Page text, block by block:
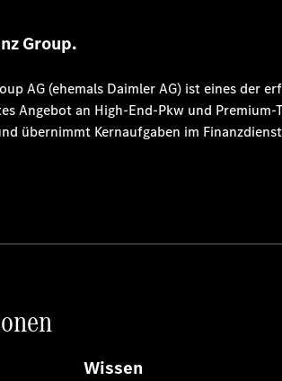
Group.
AG(ehemals Daimler AG) ist eines der
Angebot an High-End-Pkw und Premium-
übernimmt Kernaufgaben im
Wissen